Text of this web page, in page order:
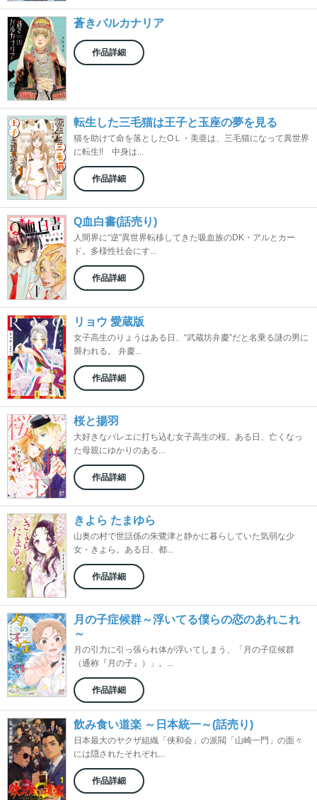
蒼きバルカナリア
作品詳細
転生した三毛猫は王子と玉座の夢を見る
猫を助けて命を落としたОＬ・美亜は、三毛猫になって異世界
に転生!! 中身は...
作品詳細
Q血白書(話売り)
人間界に“逆”異世界転移してきた吸血族のDK・アルとカー
ド。多様性社会にす...
作品詳細
リョウ 愛蔵版
女子高生のりょうはある日、“武蔵坊弁慶”だと名乗る謎の男に
襲われる。 弁慶...
作品詳細
桜と揚羽
大好きなバレエに打ち込む女子高生の桜。ある日、亡くなっ
た母親にゆかりのある...
作品詳細
きよら たまゆら
山奥の村で世話係の朱鷺津と静かに暮らしていた気弱な少
女・きよら。ある日、都...
作品詳細
月の子症候群～浮いてる僕らの恋のあれこれ
～
月の引力に引っ張られ体が浮いてしまう、「月の子症候群
（通称『月の子』）」。...
作品詳細
飲み食い道楽 ～日本統一～(話売り)
日本最大のヤクザ組織「侠和会」の派閥「山崎一門」の面々
には隠されたそれぞれ...
作品詳細